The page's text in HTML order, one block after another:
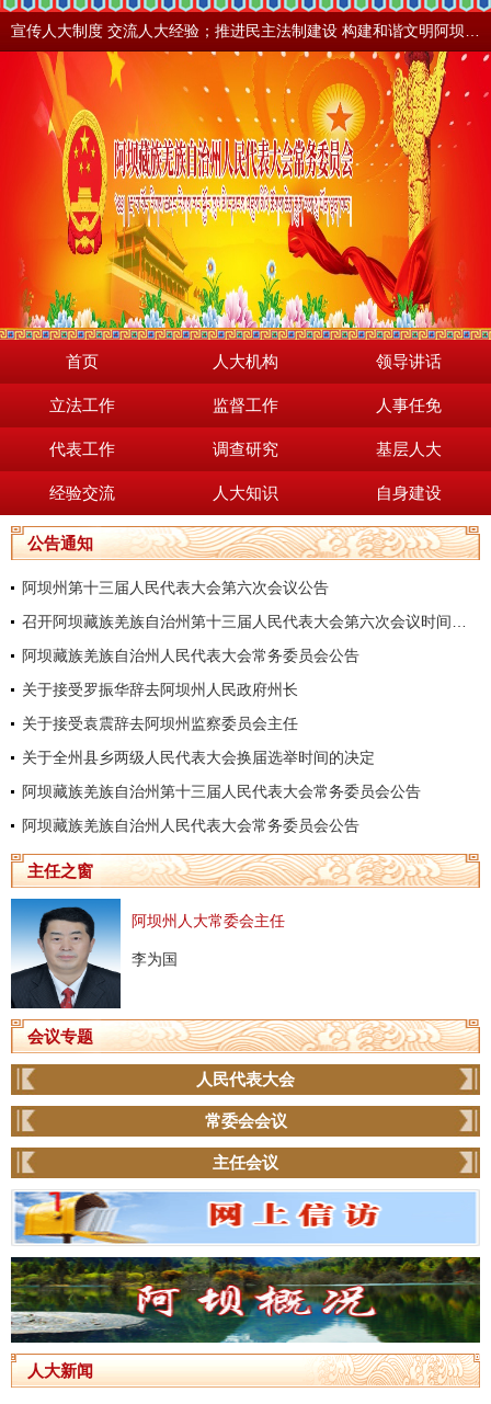
首页 人大机构 领导讲话
立法工作 监督工作 人事任免
代表工作 调查研究 基层人大
经验交流 人大知识 自身建设
公告通知
阿坝州第十三届人民代表大会第六次会议公告
阿坝藏族羌族自治州人民代表大会常务委员会公告
关于接受罗振华辞去阿坝州人民政府州长
关于接受袁震辞去阿坝州监察委员会主任
关于全州县乡两级人民代表大会换届选举时间的决定
阿坝藏族羌族自治州第十三届人民代表大会常务委员会公告
阿坝藏族羌族自治州人民代表大会常务委员会公告
主任之窗
阿坝州人大常委会主任
李为国
会议专题
人民代表大会
常委会会议
主任会议
人大新闻